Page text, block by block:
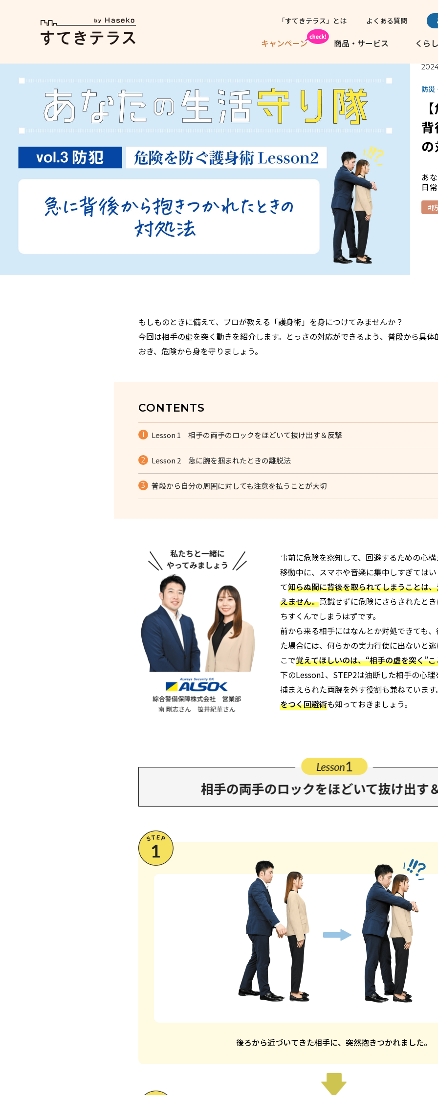
キャンペーン 商品・サービス くら
「すてきテラス」とは よくある質問
防災
あ
日
#
もしものときに備えて、プロが教える「護身術」を身につけてみませんか？
今回は相手の虚を突く動きを紹介します。とっさの対応ができるよう、普段から具
おき、危険から身を守りましょう。
CONTENTS
Lesson 1 相手の両手のロックをほどいて抜け出す＆反撃
Lesson 2 急に腕を掴まれたときの離脱法
普段から自分の周囲に対しても注意を払うことが大切
事前に危険を察知して、回避するための心
移動中に、スマホや音楽に集中しすぎては
て知らぬ間に背後を取られてしまうことは
えません。意識せずに危険にさらされたと
ちすくんでしまうはずです。
前から来る相手にはなんとか対処できても
た場合には、何らかの実力行使に出ないと
こで覚えてほしいのは、“相手の虚を突く”
下のLesson1、STEP2は油断した相手の心理
捕まえられた両腕を外す役割も兼ねています
をつく回避術も知っておきましょう。
後ろから近づいてきた相手に、 突然抱きつかれました。